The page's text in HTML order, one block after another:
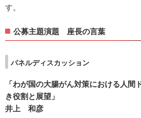
す。
公募主題演題 座長の言葉
パネルディスカッション
「わが国の大腸がん対策における人間
き役割と展望」
井上 和彦